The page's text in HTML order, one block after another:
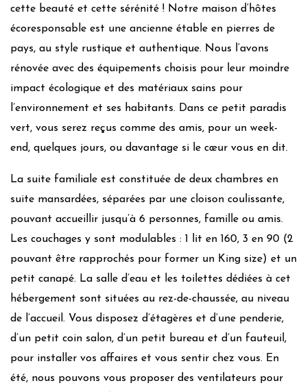
Chauffage :Gaz-bois-Clim réversible
Isolation :Norme RT 2005 Isolation basique
Gestion quotidienne
Utilisation produits bio
Produits locaux
Produits locaux bio
Alimentation Vegan
Potager indépendant
Achats en vrac
Utilisation de récipients réutilisables
Bannissement des plastiques jetables
Utilisation d’appareils A+++
Utilisation d’appareils reconditionnés
Imprimante à cartouches reconditionnées/encres
végétales
Navette entre la gare et l’hébergement
cette beauté et cette sérénité ! Notre maison d’hôtes
écoresponsable est une ancienne étable en pierres de
pays, au style rustique et authentique. Nous l’avons
rénovée avec des équipements choisis pour leur moindre
impact écologique et des matériaux sains pour
l’environnement et ses habitants. Dans ce petit paradis
vert, vous serez reçus comme des amis, pour un week-
end, quelques jours, ou davantage si le cœur vous en dit.
La suite familiale est constituée de deux chambres en
suite mansardées, séparées par une cloison coulissante,
pouvant accueillir jusqu’à 6 personnes, famille ou amis.
Les couchages y sont modulables : 1 lit en 160, 3 en 90 (2
pouvant être rapprochés pour former un King size) et un
petit canapé. La salle d’eau et les toilettes dédiées à cet
hébergement sont situées au rez-de-chaussée, au niveau
de l’accueil. Vous disposez d’étagères et d’une penderie,
d’un petit coin salon, d’un petit bureau et d’un fauteuil,
pour installer vos affaires et vous sentir chez vous. En
été, nous pouvons vous proposer des ventilateurs pour